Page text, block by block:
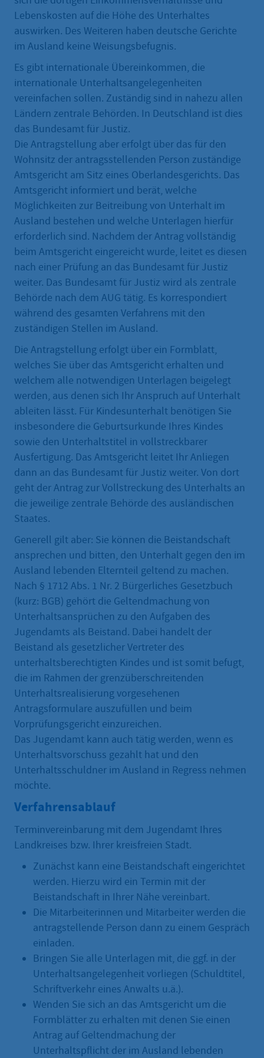
Lebenskosten auf die Höhe des Unterhaltes
auswirken. Des Weiteren haben deutsche Gerichte
im Ausland keine Weisungsbefugnis.
Es gibt internationale Übereinkommen, die
internationale Unterhaltsangelegenheiten
vereinfachen sollen. Zuständig sind in nahezu allen
Ländern zentrale Behörden. In Deutschland ist dies
das Bundesamt für Justiz.
Die Antragstellung aber erfolgt über das für den
Wohnsitz der antragsstellenden Person zuständige
Amtsgericht am Sitz eines Oberlandesgerichts. Das
Amtsgericht informiert und berät, welche
Möglichkeiten zur Beitreibung von Unterhalt im
Ausland bestehen und welche Unterlagen hierfür
erforderlich sind. Nachdem der Antrag vollständig
beim Amtsgericht eingereicht wurde, leitet es diesen
nach einer Prüfung an das Bundesamt für Justiz
weiter. Das Bundesamt für Justiz wird als zentrale
Behörde nach dem AUG tätig. Es korrespondiert
während des gesamten Verfahrens mit den
zuständigen Stellen im Ausland.
Die Antragstellung erfolgt über ein Formblatt,
welches Sie über das Amtsgericht erhalten und
welchem alle notwendigen Unterlagen beigelegt
werden, aus denen sich Ihr Anspruch auf Unterhalt
ableiten lässt. Für Kindesunterhalt benötigen Sie
insbesondere die Geburtsurkunde Ihres Kindes
sowie den Unterhaltstitel in vollstreckbarer
Ausfertigung. Das Amtsgericht leitet Ihr Anliegen
dann an das Bundesamt für Justiz weiter. Von dort
geht der Antrag zur Vollstreckung des Unterhalts an
die jeweilige zentrale Behörde des ausländischen
Staates.
Generell gilt aber: Sie können die Beistandschaft
ansprechen und bitten, den Unterhalt gegen den im
Ausland lebenden Elternteil geltend zu machen.
Nach § 1712 Abs. 1 Nr. 2 Bürgerliches Gesetzbuch
(kurz: BGB) gehört die Geltendmachung von
Unterhaltsansprüchen zu den Aufgaben des
Jugendamts als Beistand. Dabei handelt der
Beistand als gesetzlicher Vertreter des
unterhaltsberechtigten Kindes und ist somit befugt,
die im Rahmen der grenzüberschreitenden
Unterhaltsrealisierung vorgesehenen
Antragsformulare auszufüllen und beim
Vorprüfungsgericht einzureichen.
Das Jugendamt kann auch tätig werden, wenn es
Unterhaltsvorschuss gezahlt hat und den
Unterhaltsschuldner im Ausland in Regress nehmen
möchte.
Verfahrensablauf
Terminvereinbarung mit dem Jugendamt Ihres
Landkreises bzw. Ihrer kreisfreien Stadt.
Zunächst kann eine Beistandschaft eingerichtet
werden. Hierzu wird ein Termin mit der
Beistandschaft in Ihrer Nähe vereinbart.
Die Mitarbeiterinnen und Mitarbeiter werden die
antragstellende Person dann zu einem Gespräch
einladen.
Bringen Sie alle Unterlagen mit, die ggf. in der
Unterhaltsangelegenheit vorliegen (Schuldtitel,
Schriftverkehr eines Anwalts u.ä.).
Wenden Sie sich an das Amtsgericht um die
Formblätter zu erhalten mit denen Sie einen
Antrag auf Geltendmachung der
Unterhaltspflicht der im Ausland lebenden